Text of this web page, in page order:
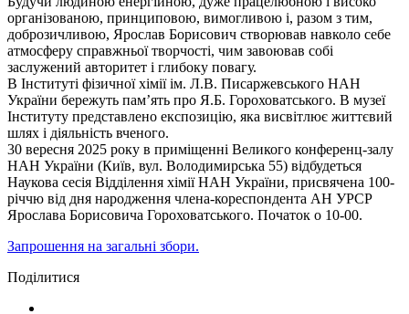
організованою, принциповою, вимогливою і, разом з тим,
доброзичливою, Ярослав Борисович створював навколо себе
атмосферу справжньої творчості, чим завоював собі
заслужений авторитет і глибоку повагу.
В Інституті фізичної хімії ім. Л.В. Писаржевського НАН
України бережуть пам’ять про Я.Б. Гороховатського. В музеї
Інституту представлено експозицію, яка висвітлює життєвий
шлях і діяльність вченого.
30 вересня 2025 року в приміщенні Великого конференц-залу
НАН України (Київ, вул. Володимирська 55) відбудеться
Наукова сесія Відділення хімії НАН України, присвячена 100-
річчю від дня народження члена-кореспондента АН УРСР
Ярослава Борисовича Гороховатського. Початок о 10-00.
Запрошення на загальні збори.
Поділитися